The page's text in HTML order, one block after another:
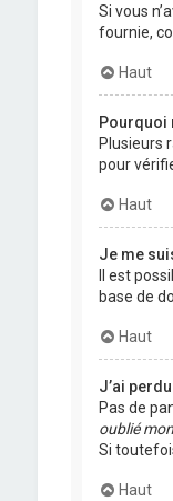
Si vous
fournie,
Haut
Pourquoi
Plusieurs
pour
Haut
Je me
Il est
base de
Haut
J’ai
Pas de
oublié
Si
Haut